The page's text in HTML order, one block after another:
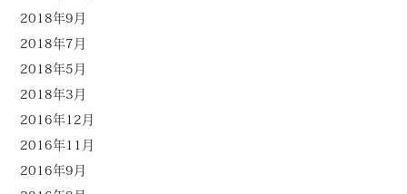
2018年9月
2018年7月
2018年5月
2018年3月
2016年12月
2016年11月
2016年9月